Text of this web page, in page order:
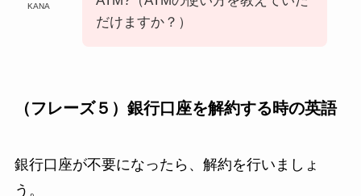
KANA
だけますか？）
（フレーズ５）銀行口座を解約する時の英語
銀行口座が不要になったら、解約を行いましょ
う。